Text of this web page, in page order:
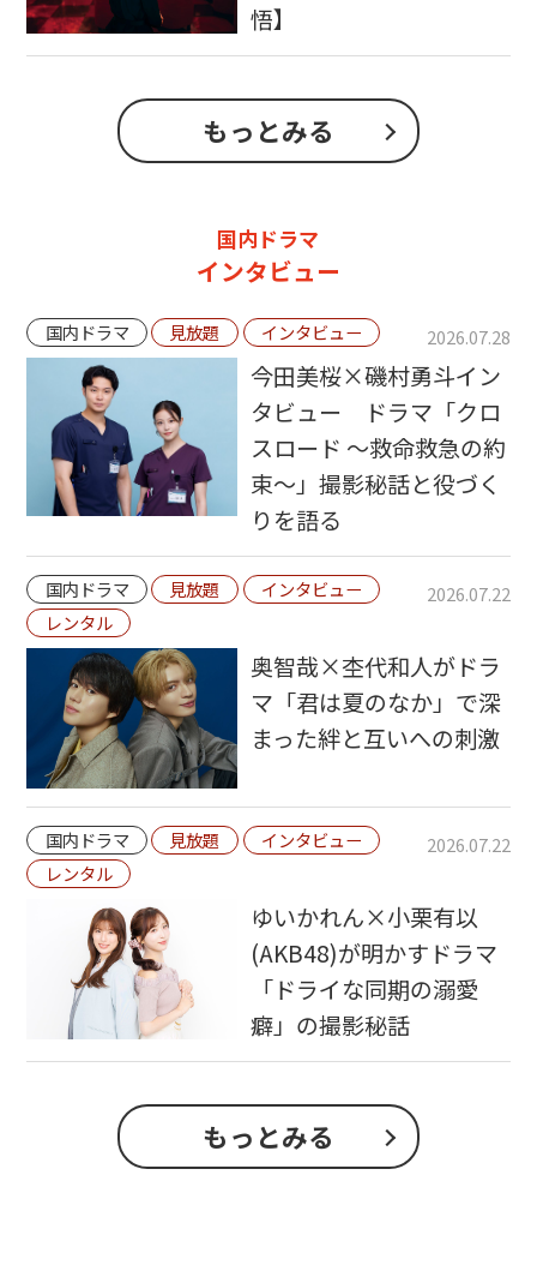
悟】
もっとみる
国内ドラマ
インタビュー
国内ドラマ 見放題 インタビュー 2026.07.28
今田美桜×磯村勇斗イン
タビュー ドラマ「クロ
スロード ～救命救急の約
束～」撮影秘話と役づく
りを語る
国内ドラマ 見放題
インタビュー
レンタル
2026.07.22
奥智哉×杢代和人がドラ
マ「君は夏のなか」で深
まった絆と互いへの刺激
国内ドラマ 見放題
インタビュー
レンタル
2026.07.22
ゆいかれん×小栗有以
(AKB48)が明かすドラマ
「ドライな同期の溺愛
癖」の撮影秘話
もっとみる